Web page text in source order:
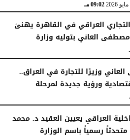
09:02 مـ
العراقي في القاهرة يهنئ
العاني بتوليه وزارة
وزيرًا للتجارة في العراق..
ورؤية جديدة لمرحلة
العراقي يعيين العقيد د. محمد
رسمياً باسم الوزارة